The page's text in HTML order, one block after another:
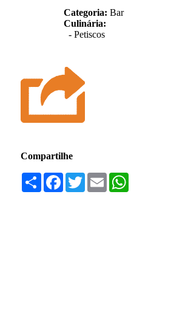
Categoria: Bar
Culinária:
- Petiscos
Compartilhe
Compartilhar
Facebook
TwitterEmail